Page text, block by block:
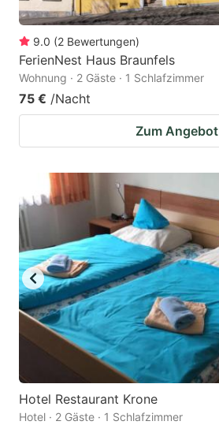
9.0 (2 Bewertungen)
FerienNest Haus Braunfels
Wohnung · 2 Gäste · 1 Schlafzimmer
75 € /Nacht
Zum Angebot
Hotel Restaurant Krone
Hotel · 2 Gäste · 1 Schlafzimmer